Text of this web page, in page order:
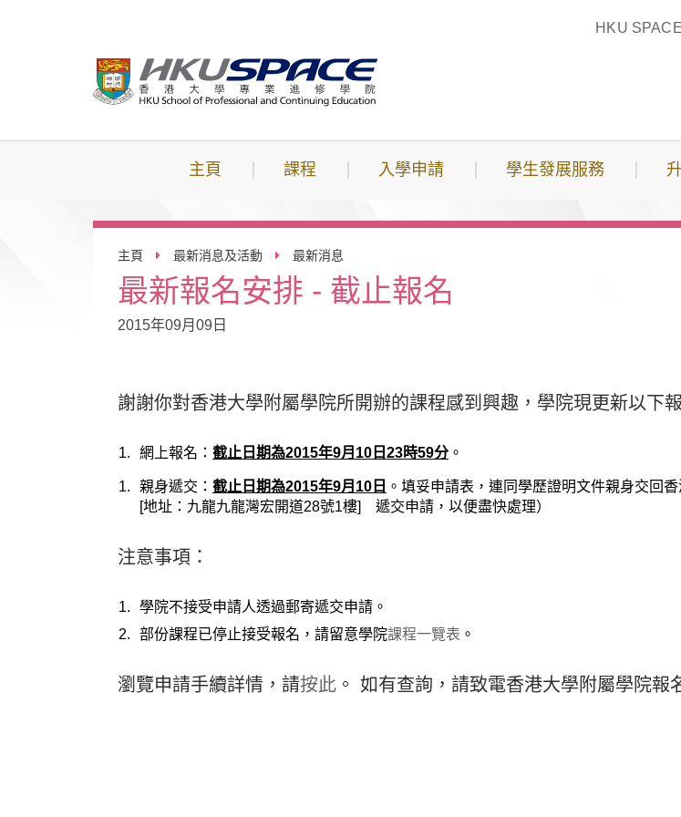
HKU SPACE
主頁 課程 入學申請 學生發展服務
主頁 最新消息及活動 最新消息
最新報名安排 - 截止報名
2015年09月09日
謝謝你對香港大學附屬學院所開辦的課程感到興趣，學院現更新以下
網上報名：截止日期為2015年9月10日23時59分 。
親身遞交：截止日期為2015年9月10日 。填妥申請表，連同學歷證明文件親身交回
[地址：九龍九龍灣宏開道28號1樓] 遞交申請，以便盡快處理）
注意事項：
學院不接受申請人透過郵寄遞交申請。
部份課程已停止接受報名，請留意學院課程一覽表 。
瀏覽申請手續詳情，請按此 。 如有查詢，請致電香港大學附屬學院報